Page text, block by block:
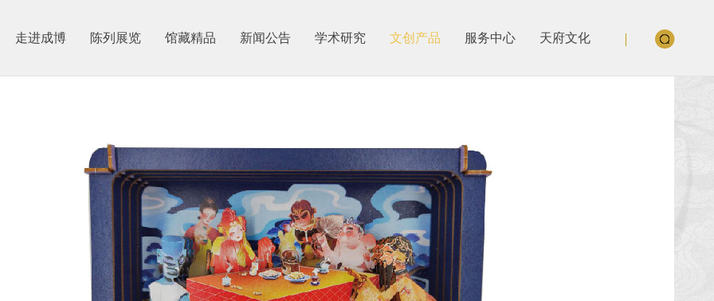
走进成博 陈列展览 馆藏精品 新闻公告 学术研究 文创产品 服务中心 天府文化